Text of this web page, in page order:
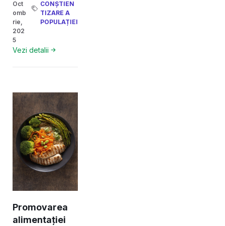
Oct
omb
rie,
202
5
CONȘTIEN
TIZARE A
POPULAȚIEI
Vezi detalii
Promovarea
alimentației